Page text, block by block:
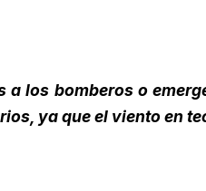
a los bomberos o
ya que el viento en